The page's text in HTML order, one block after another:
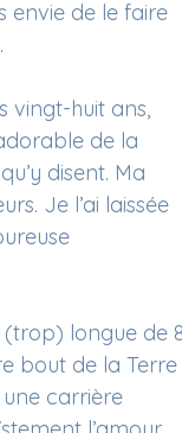
envie de le faire
vingt-huit ans,
de la
disent. Ma
Je l’ai laissée
(trop) longue de
bout de la Terre
carrière